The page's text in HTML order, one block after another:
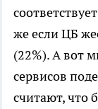
же если ЦБ
(22%). А вот
сервисов
считают, что